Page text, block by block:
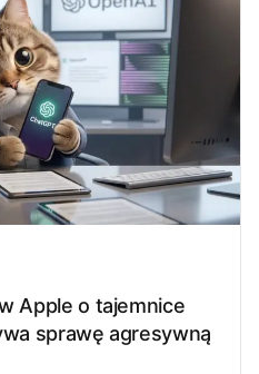
Apple o tajemnice
sprawę agresywną